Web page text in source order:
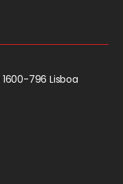
1600-796 Lisboa